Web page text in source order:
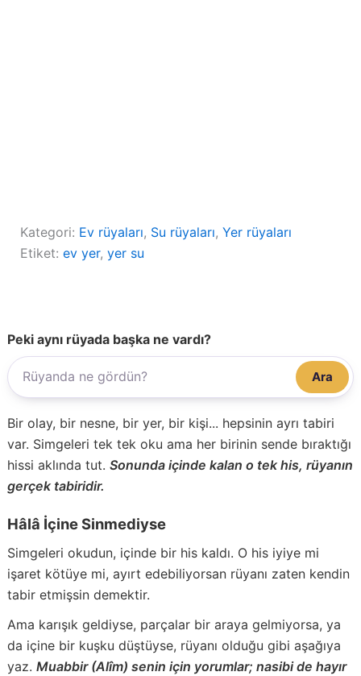
Kategori: Ev rüyaları, Su rüyaları, Yer rüyaları
Etiket: ev yer, yer su
Peki aynı rüyada başka ne vardı?
Ara
Bir olay, bir nesne, bir yer, bir kişi... hepsinin ayrı tabiri
var. Simgeleri tek tek oku ama her birinin sende bıraktığı
hissi aklında tut. Sonunda içinde kalan o tek his, rüyanın
gerçek tabiridir.
Hâlâ İçine Sinmediyse
Simgeleri okudun, içinde bir his kaldı. O his iyiye mi
işaret kötüye mi, ayırt edebiliyorsan rüyanı zaten kendin
tabir etmişsin demektir.
Ama karışık geldiyse, parçalar bir araya gelmiyorsa, ya
da içine bir kuşku düştüyse, rüyanı olduğu gibi aşağıya
yaz. Muabbir (Alîm) senin için yorumlar; nasibi de hayır